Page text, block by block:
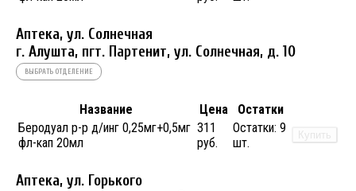
Аптека, ул. Солнечная
г. Алушта, пгт. Партенит, ул. Солнечная, д. 10
ВЫБРАТЬ ОТДЕЛЕНИЕ
Название Цена
Остатки
Беродуал р-р д/инг 0,25мг+0,5мг
фл-кап 20мл
311
руб.
Остатки: 9
шт.
Купить
Аптека, ул. Горького